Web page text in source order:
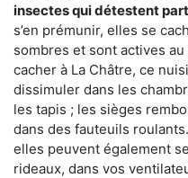
insectes qui détestent
s’en prémunir, elles se
sombres et sont actives
cacher à La Châtre, ce
dissimuler dans les
les tapis ; les sièges
dans des fauteuils
elles peuvent également
rideaux, dans vos